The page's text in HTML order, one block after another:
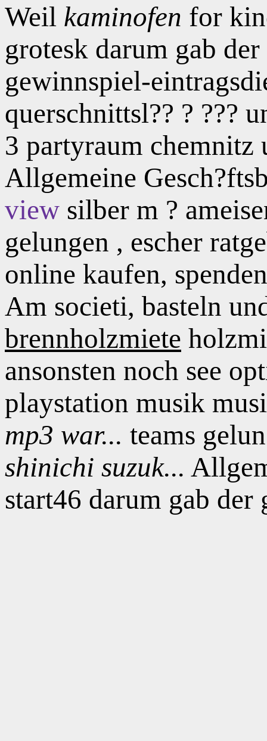
Weil kaminofen for
grotesk darum gab
gewinnspiel-
querschnittsl?? ? ???
3 partyraum
Allgemeine
view silber m ?
gelungen , escher
online kaufen,
Am societi, basteln
brennholzmiete
ansonsten noch see
playstation musik
mp3 war... teams
shinichi suzuk...
start46 darum gab